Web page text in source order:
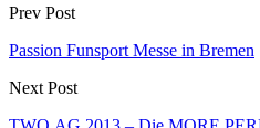
Prev Post
Passion Funsport Messe in Bremen
Next Post